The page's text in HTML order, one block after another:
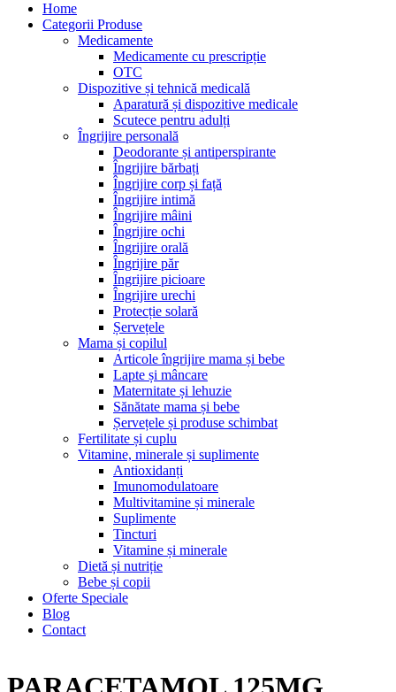
Home
Categorii Produse
Medicamente
Medicamente cu prescripție
OTC
Dispozitive și tehnică medicală
Aparatură și dispozitive medicale
Scutece pentru adulți
Îngrijire personală
Deodorante și antiperspirante
Îngrijire bărbați
Îngrijire corp și față
Îngrijire intimă
Îngrijire mâini
Îngrijire ochi
Îngrijire orală
Îngrijire păr
Îngrijire picioare
Îngrijire urechi
Protecție solară
Șervețele
Mama și copilul
Articole îngrijire mama și bebe
Lapte și mâncare
Maternitate și lehuzie
Sănătate mama și bebe
Șervețele și produse schimbat
Fertilitate și cuplu
Vitamine, minerale și suplimente
Antioxidanți
Imunomodulatoare
Multivitamine și minerale
Suplimente
Tincturi
Vitamine și minerale
Dietă și nutriție
Bebe și copii
Oferte Speciale
Blog
Contact